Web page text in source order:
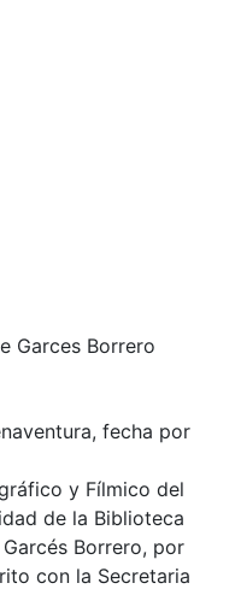
Garces Borrero
fecha por
y Fílmico del
de la Biblioteca
Borrero, por
con la Secretaria